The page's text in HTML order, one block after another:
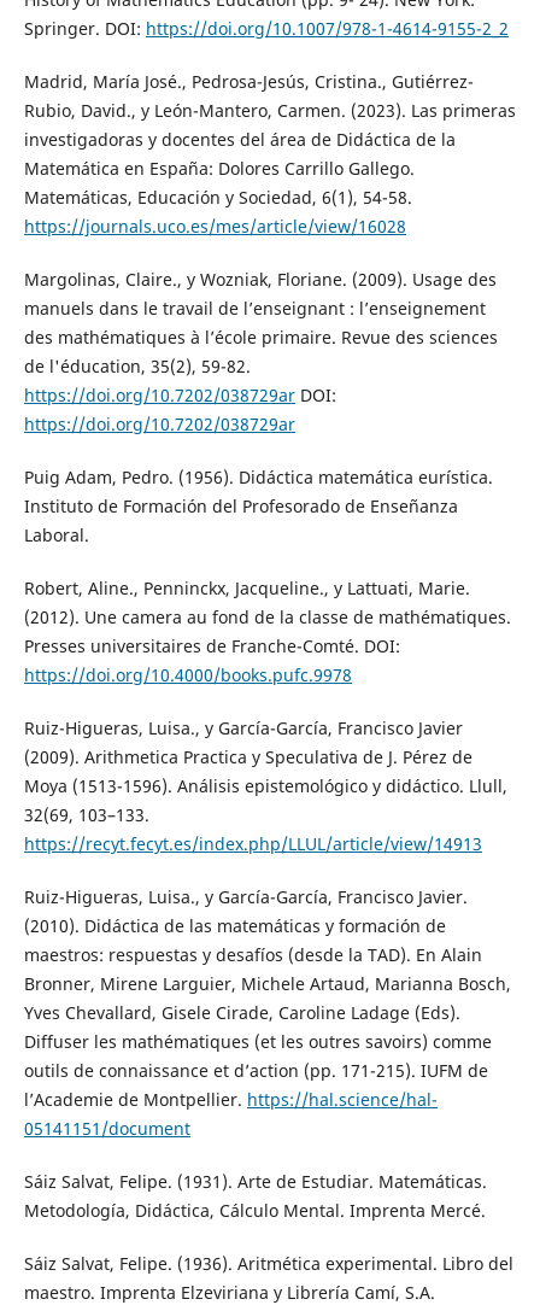
Springer. DOI: https://doi.org/10.1007/978-1-4614-9155-2_2
Madrid, María José., Pedrosa-Jesús, Cristina., Gutiérrez-
Rubio, David., y León-Mantero, Carmen. (2023). Las primeras
investigadoras y docentes del área de Didáctica de la
Matemática en España: Dolores Carrillo Gallego.
Matemáticas, Educación y Sociedad, 6(1), 54-58.
https://journals.uco.es/mes/article/view/16028
Margolinas, Claire., y Wozniak, Floriane. (2009). Usage des
manuels dans le travail de l’enseignant : l’enseignement
des mathématiques à l’école primaire. Revue des sciences
de l'éducation, 35(2), 59-82.
https://doi.org/10.7202/038729arDOI:
https://doi.org/10.7202/038729ar
Puig Adam, Pedro. (1956). Didáctica matemática eurística.
Instituto de Formación del Profesorado de Enseñanza
Laboral.
Robert, Aline., Penninckx, Jacqueline., y Lattuati, Marie.
(2012). Une camera au fond de la classe de mathématiques.
Presses universitaires de Franche-Comté. DOI:
https://doi.org/10.4000/books.pufc.9978
Ruiz-Higueras, Luisa., y García-García, Francisco Javier
(2009). Arithmetica Practica y Speculativa de J. Pérez de
Moya (1513-1596). Análisis epistemológico y didáctico. Llull,
32(69, 103–133.
https://recyt.fecyt.es/index.php/LLUL/article/view/14913
Ruiz-Higueras, Luisa., y García-García, Francisco Javier.
(2010). Didáctica de las matemáticas y formación de
maestros: respuestas y desafíos (desde la TAD). En Alain
Bronner, Mirene Larguier, Michele Artaud, Marianna Bosch,
Yves Chevallard, Gisele Cirade, Caroline Ladage (Eds).
Diffuser les mathématiques (et les outres savoirs) comme
outils de connaissance et d’action (pp. 171-215). IUFM de
l’Academie de Montpellier. https://hal.science/hal-
05141151/document
Sáiz Salvat, Felipe. (1931). Arte de Estudiar. Matemáticas.
Metodología, Didáctica, Cálculo Mental. Imprenta Mercé.
Sáiz Salvat, Felipe. (1936). Aritmética experimental. Libro del
maestro. Imprenta Elzeviriana y Librería Camí, S.A.